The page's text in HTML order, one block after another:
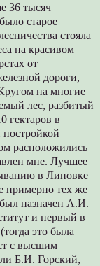
36 тысяч
старое
стояла
на красивом
от
дороги,
на многие
лес, разбитый
гектаров в
постройкой
расположились
мне. Лучшее
в Липовке
примерно тех же
назначен А.И.
и первый в
это была
с высшим
Б.И. Горский,